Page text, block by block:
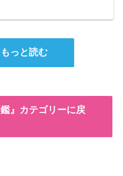
っと読む
』カテゴリーに戻